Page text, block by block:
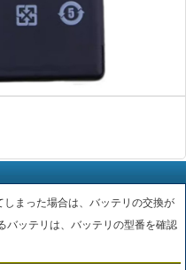
まった場合は、バッテリの交換が
バッテリは、バッテリの型番を確認